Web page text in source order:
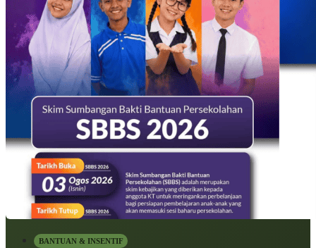
BANTUAN & INSENTIF